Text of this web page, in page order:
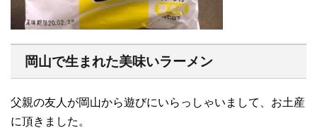
岡山で生まれた美味いラーメン
父親の友人が岡山から遊びにいらっしゃいまして、お土産
に頂きました。